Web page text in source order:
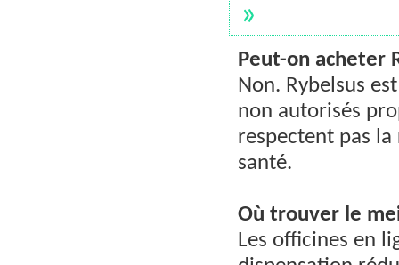
»
Peut-on acheter
Non. Rybelsus
non autorisés
respectent pas
santé.
Où trouver le
Les officines en